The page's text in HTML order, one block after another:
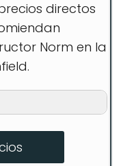
directos
Norm en la
práctico